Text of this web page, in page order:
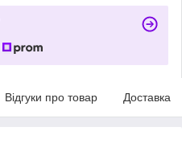
Відгуки про товар Доставка